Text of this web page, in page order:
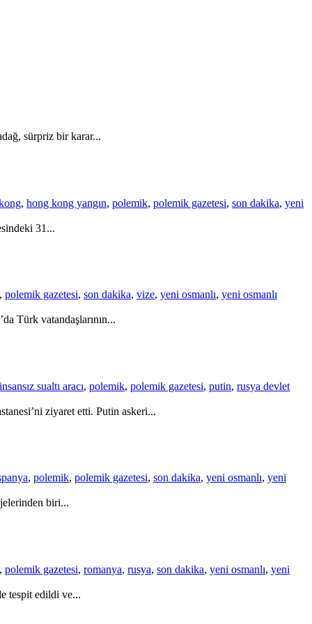
sürpriz bir karar...
, hong kong yangın, polemik, polemik gazetesi, son dakika, yeni
31...
, polemik gazetesi, son dakika, vize, yeni osmanlı, yeni osmanlı
Türk vatandaşlarının...
sualtı aracı, polemik, polemik gazetesi, putin, rusya devlet
ziyaret etti. Putin askeri...
, polemik, polemik gazetesi, son dakika, yeni osmanlı, yeni
biri...
, polemik gazetesi, romanya, rusya, son dakika, yeni osmanlı, yeni
tespit edildi ve...